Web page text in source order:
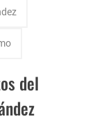
del